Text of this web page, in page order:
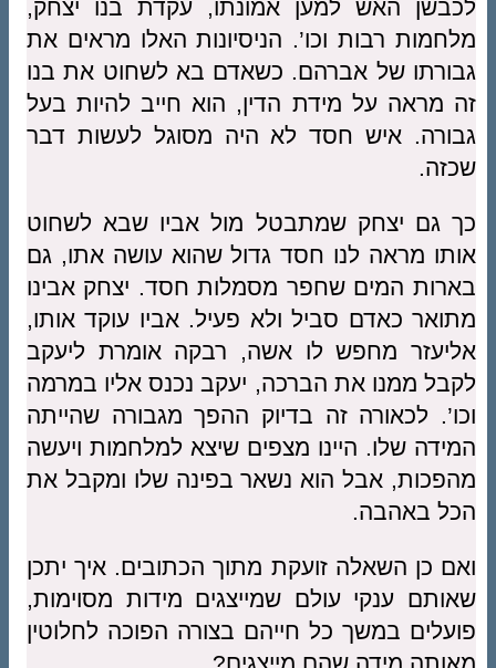
לכבשן האש למען אמונתו, עקדת בנו יצחק,
מלחמות רבות וכו’. הניסיונות האלו מראים את
גבורתו של אברהם. כשאדם בא לשחוט את בנו
זה מראה על מידת הדין, הוא חייב להיות בעל
גבורה. איש חסד לא היה מסוגל לעשות דבר
שכזה.
כך גם יצחק שמתבטל מול אביו שבא לשחוט
אותו מראה לנו חסד גדול שהוא עושה אתו, גם
בארות המים שחפר מסמלות חסד. יצחק אבינו
מתואר כאדם סביל ולא פעיל. אביו עוקד אותו,
אליעזר מחפש לו אשה, רבקה אומרת ליעקב
לקבל ממנו את הברכה, יעקב נכנס אליו במרמה
וכו’. לכאורה זה בדיוק ההפך מגבורה שהייתה
המידה שלו. היינו מצפים שיצא למלחמות ויעשה
מהפכות, אבל הוא נשאר בפינה שלו ומקבל את
הכל באהבה.
ואם כן השאלה זועקת מתוך הכתובים. איך יתכן
שאותם ענקי עולם שמייצגים מידות מסוימות,
פועלים במשך כל חייהם בצורה הפוכה לחלוטין